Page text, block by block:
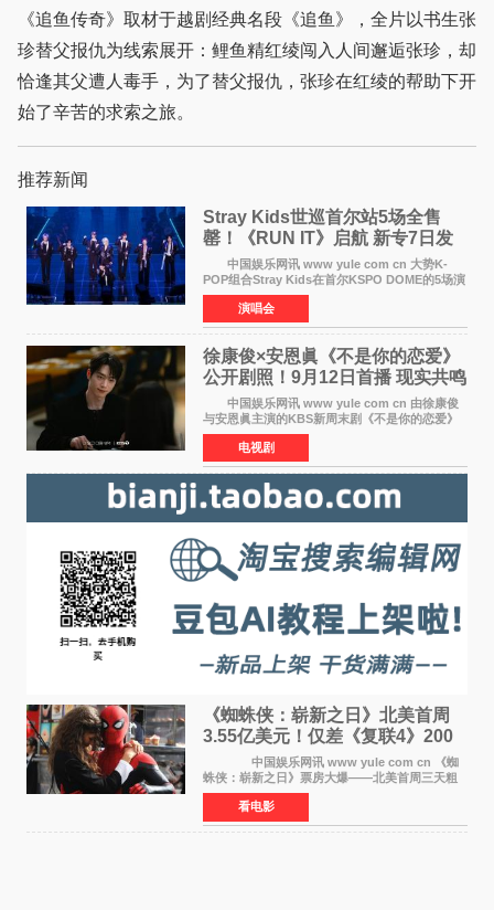
《追鱼传奇》取材于越剧经典名段《追鱼》，全片以书生张
珍替父报仇为线索展开：鲤鱼精红绫闯入人间邂逅张珍，却
恰逢其父遭人毒手，为了替父报仇，张珍在红绫的帮助下开
始了辛苦的求索之旅。
推荐新闻
Stray Kids世巡首尔站5场全售
罄！《RUN IT》启航 新专7日发
中国娱乐网讯 www yule com cn 大势K-
POP组合Stray Kids在首尔KSPO DOME的5场演
唱会全部售罄，为新世界巡演拉开序幕。据所属
社JYP娱乐透露，Stray Kids于上月25至26日、
29日及本月1至2日
演唱会
徐康俊×安恩眞《不是你的恋爱》
公开剧照！9月12日首播 现实共鸣
罗曼史来袭
中国娱乐网讯 www yule com cn 由徐康俊
与安恩眞主演的KBS新周末剧《不是你的恋爱》
于近日公开首波剧照，正式定档9月12日首
播。 剧照中，徐康俊与安恩眞并肩而坐，眼
神中流露出复杂而微
电视剧
《蜘蛛侠：崭新之日》北美首周
3.55亿美元！仅差《复联4》200
万 影史第二全球开画
中国娱乐网讯 www yule com cn 《蜘
蛛侠：崭新之日》票房大爆——北美首周三天粗
报3 55亿美元，仅比影史最高北美开画《复仇者
联盟4：终局之战》的3 571亿美元少200万出头，
精报调整后仍
看电影